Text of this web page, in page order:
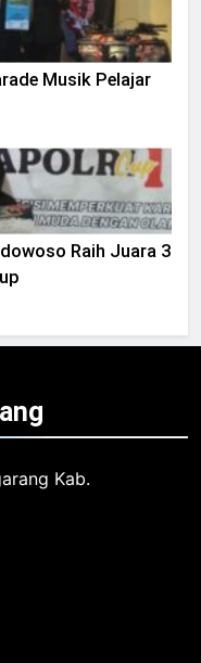
Musik Pelajar
Raih Juara 3
Kab.